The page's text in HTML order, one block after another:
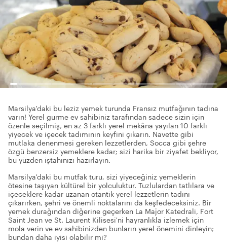
Marsilya'daki bu leziz yemek turunda Fransız mutfağının tadına
varın! Yerel gurme ev sahibiniz tarafından sadece sizin için
özenle seçilmiş, en az 3 farklı yerel mekâna yayılan 10 farklı
yiyecek ve içecek tadımının keyfini çıkarın. Navette gibi
mutlaka denenmesi gereken lezzetlerden, Socca gibi şehre
özgü benzersiz yemeklere kadar; sizi harika bir ziyafet bekliyor,
bu yüzden iştahınızı hazırlayın.
Marsilya'daki bu mutfak turu, sizi yiyeceğiniz yemeklerin
ötesine taşıyan kültürel bir yolculuktur. Tuzlulardan tatlılara ve
içeceklere kadar uzanan otantik yerel lezzetlerin tadını
çıkarırken, şehri ve önemli noktalarını da keşfedeceksiniz. Bir
yemek durağından diğerine geçerken La Major Katedrali, Fort
Saint Jean ve St. Laurent Kilisesi'ni hayranlıkla izlemek için
mola verin ve ev sahibinizden bunların yerel önemini dinleyin;
bundan daha iyisi olabilir mi?